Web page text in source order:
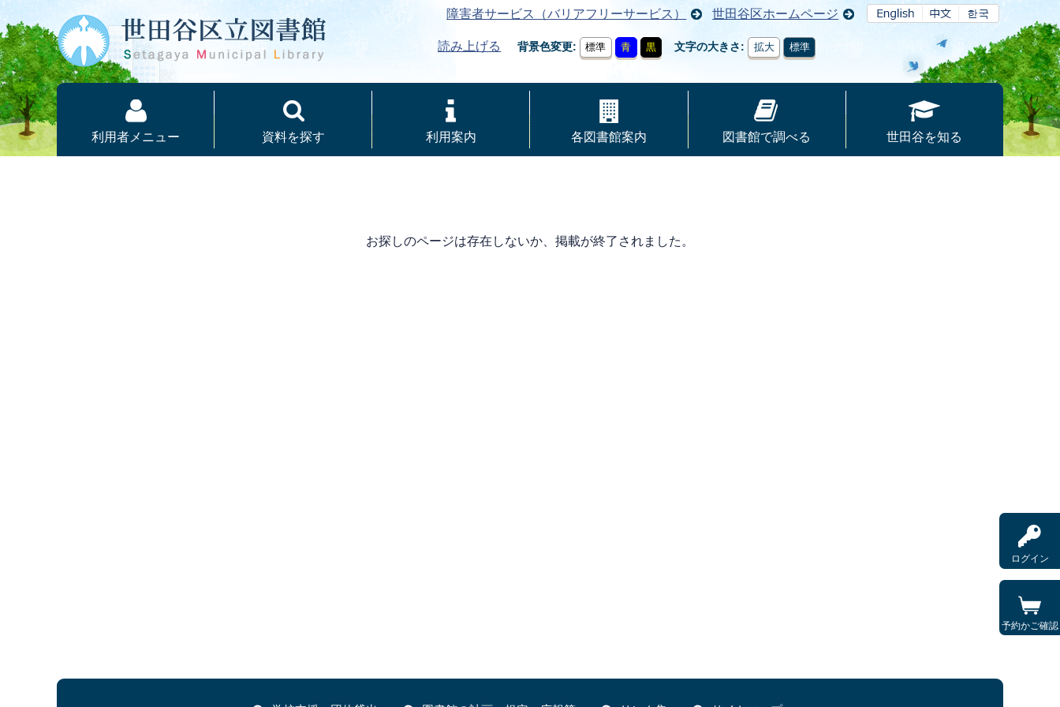
障害者サービス（バリアフリーサービス） 世田谷区ホームページ
読み上げる 背景色変更 標準 青 黒 文字の大きさ 拡大 標準
ログイン
予約かご確認
利用者メニュー 資料を探す 利用案内 各図書館案内 図書館で調べる 世田谷を知る
お探しのページは存在しないか、掲載が終了されました。